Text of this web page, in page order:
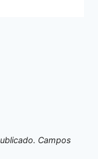
Campos